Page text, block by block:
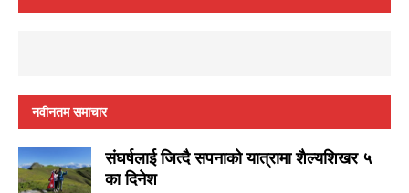
नवीनतम समाचार
संघर्षलाई जित्दै सपनाको यात्रामा शैल्यशिखर ५
का दिनेश